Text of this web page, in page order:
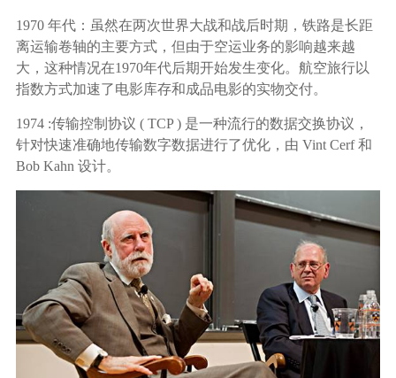
1970 年代：虽然在两次世界大战和战后时期，铁路是长距
离运输卷轴的主要方式，但由于空运业务的影响越来越
大，这种情况在1970年代后期开始发生变化。航空旅行以
指数方式加速了电影库存和成品电影的实物交付。
1974 :传输控制协议 ( TCP ) 是一种流行的数据交换协议，
针对快速准确地传输数字数据进行了优化，由 Vint Cerf 和
Bob Kahn 设计。